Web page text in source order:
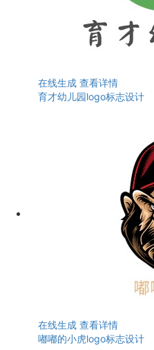
在线生成 查看详情
育才幼儿园logo标志设计
在线生成 查看详情
嘟嘟的小虎logo标志设计